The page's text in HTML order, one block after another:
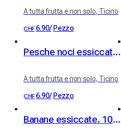
A tutta frutta e non solo, Ticino
CHF 6.90/ Pezzo
Pesche noci essiccate. 100% frutta
A tutta frutta e non solo, Ticino
CHF 6.90/ Pezzo
Banane essiccate. 100% frutta